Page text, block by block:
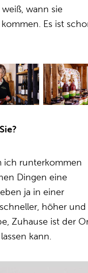
wann sie
Es ist
ich runterkommen
Dingen eine
ja in einer
höher und
Zuhause ist der
kann.